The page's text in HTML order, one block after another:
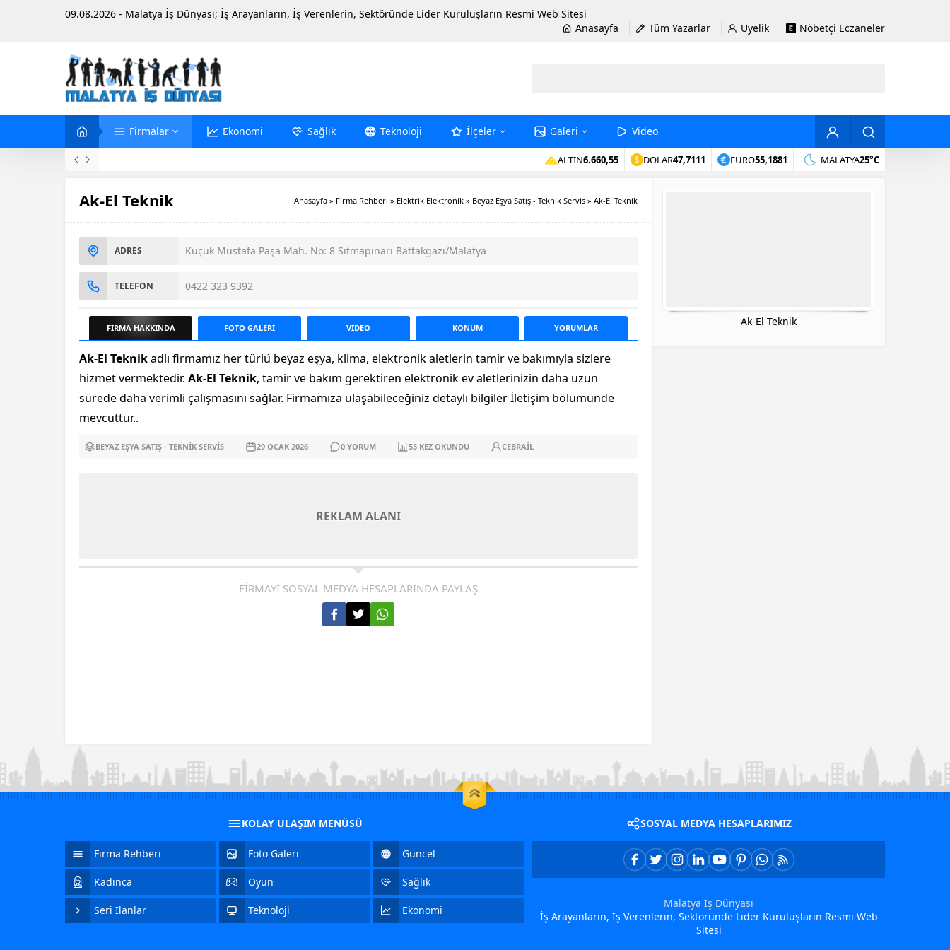
09.08.2026 - Malatya İş Dünyası; İş Arayanların, İş Verenlerin, Sektöründe Lider Kuruluşların Resmi Web Sitesi
Anasayfa
Tüm Yazarlar Üyelik Nöbetçi Eczaneler
Firmalar Ekonomi Sağlık Teknoloji İlçeler Galeri Video
ALTIN6.660,55 DOLAR47,7111 EURO55,1881 MALATYA25°C
Ak-El Teknik Anasayfa » Firma Rehberi » Elektrik Elektronik » Beyaz Eşya Satış - Teknik Servis » Ak-El Teknik
ADRES Küçük Mustafa Paşa Mah. No: 8 Sıtmapınarı Battakgazi/Malatya
TELEFON 0422 323 9392
FİRMA HAKKINDA FOTO GALERİ VİDEO KONUM YORUMLAR
Ak-El Teknikadlı firmamız her türlü beyaz eşya, klima, elektronik aletlerin tamir ve bakımıyla sizlere
hizmet vermektedir. Ak-El Teknik, tamir ve bakım gerektiren elektronik ev aletlerinizin daha uzun
sürede daha verimli çalışmasını sağlar. Firmamıza ulaşabileceğiniz detaylı bilgiler İletişim bölümünde
mevcuttur..
BEYAZ EŞYA SATIŞ - TEKNIK SERVIS 29 OCAK 2026 0 YORUM 53 KEZ OKUNDU CEBRAIL
REKLAM ALANI
FİRMAYI SOSYAL MEDYA HESAPLARINDA PAYLAŞ
Ak-El Teknik
KOLAY ULAŞIM MENÜSÜ
Firma Rehberi Foto Galeri Güncel
Kadınca Oyun Sağlık
Seri İlanlar Teknoloji Ekonomi
SOSYAL MEDYA HESAPLARIMIZ
Malatya İş Dünyası
İş Arayanların, İş Verenlerin, Sektöründe Lider Kuruluşların Resmi Web
Sitesi